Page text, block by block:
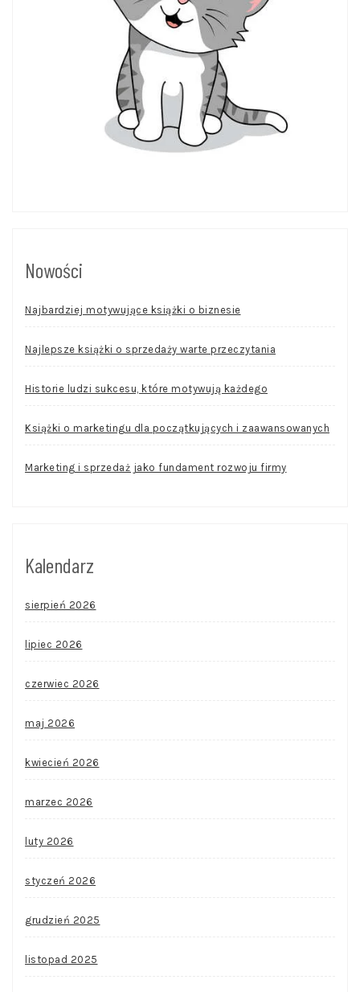
Nowości
Najbardziej motywujące książki o biznesie
Najlepsze książki o sprzedaży warte przeczytania
Historie ludzi sukcesu, które motywują każdego
Książki o marketingu dla początkujących i zaawansowanych
Marketing i sprzedaż jako fundament rozwoju firmy
Kalendarz
sierpień 2026
lipiec 2026
czerwiec 2026
maj 2026
kwiecień 2026
marzec 2026
luty 2026
styczeń 2026
grudzień 2025
listopad 2025